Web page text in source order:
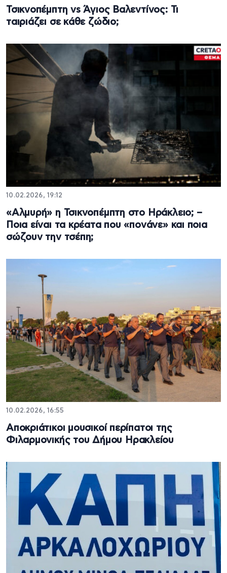
Τσικνοπέμπτη vs Άγιος Βαλεντίνος: Τι
ταιριάζει σε κάθε ζώδιο;
10.02.2026, 19:12
«Αλμυρή» η Τσικνοπέμπτη στο Ηράκλειο; –
Ποια είναι τα κρέατα που «πονάνε» και ποια
σώζουν την τσέπη;
10.02.2026, 16:55
Αποκριάτικοι μουσικοί περίπατοι της
Φιλαρμονικής του Δήμου Ηρακλείου